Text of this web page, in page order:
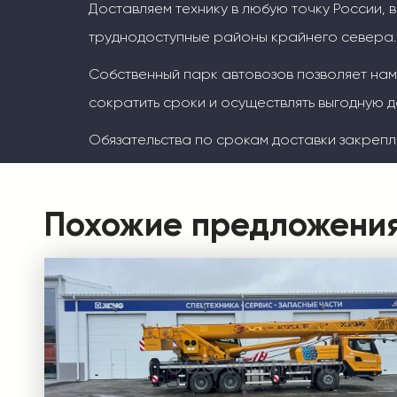
Доставляем технику в любую точку России,
труднодоступные районы крайнего севера.
Собственный парк автовозов позволяет
сократить сроки и осуществлять выгодную
Обязательства по срокам доставки
Похожие